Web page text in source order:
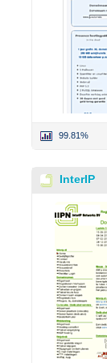
99.81%
InterIP